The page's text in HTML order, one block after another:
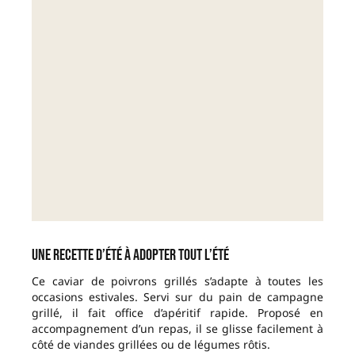
Une recette d’été à adopter tout l’été
Ce caviar de poivrons grillés s’adapte à toutes les
occasions estivales. Servi sur du pain de campagne
grillé, il fait office d’apéritif rapide. Proposé en
accompagnement d’un repas, il se glisse facilement à
côté de viandes grillées ou de légumes rôtis.